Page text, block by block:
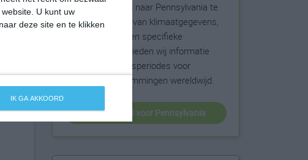
U kunt uw
deze site en te klikken
IK GA AKKOORD
maanden zijn om naar Pennsylvania te
reizen? Op basis van klimaatgegevens,
weersextremen en specifieke
weerinformatie bieden wij informatie
over de beste reisperiodes voor
duizenden bestemmingen wereldwijd.
beste reistijd voor Pennsylvania